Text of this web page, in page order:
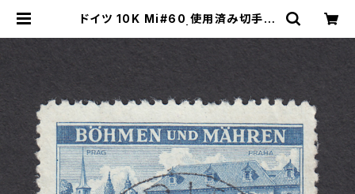
ドイツ 10K Mi#60 使用済み切手｜